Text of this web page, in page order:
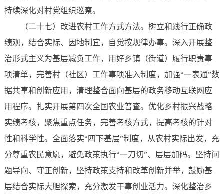
持续深化对村党组织巡察。
（二十七）改进农村工作方式方法。树立和践行正确政
绩观，结合实际、因地制宜，自觉按规律办事。深入开展整
治形式主义为基层减负工作，用好乡镇（街道）履行职责事
项清单，完善村（社区）工作事项准入制度，加强“一表通”数
据共享和创新应用，清理整合面向基层的政务移动互联网应
用程序。扎实开展第四次全国农业普查。优化乡村振兴战略
实绩考核，聚焦重点任务，完善考核方式，提高考核的针对
性和科学性。全面落实“四下基层”制度，从农村实际出发，充
分尊重农民意愿，避免政策执行“一刀切”、层层加码。坚持问
题导向、守正创新，坚持政策支持和改革创新并举，鼓励基
层结合实际大胆探索，充分激发干事创业活力。深化整治乡